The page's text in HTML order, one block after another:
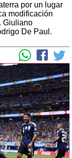
por un lugar
modificación
Giuliano
De Paul.